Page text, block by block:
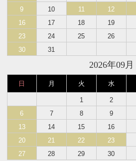
9
10 11 12
16
17 18 19
23
24 25 26
30
31
2026年09月
日 月 火 水
1 2
6
7 8 9
13
14 15 16
20
21 22 23
27
28 29 30